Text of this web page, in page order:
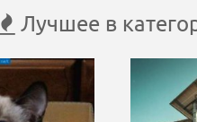
Лучшее в